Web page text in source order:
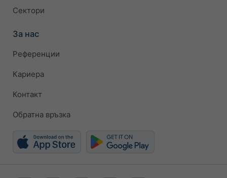
Сектори
За нас
Референции
Кариера
Контакт
Обратна връзка